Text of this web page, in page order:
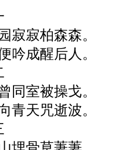
寂寂柏森森。
吟成醒后人。
同室被操戈。
青天咒逝波。